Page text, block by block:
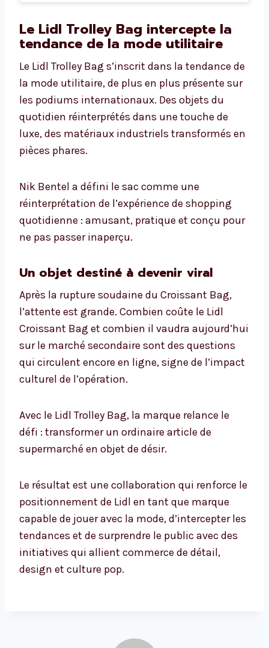
Le Lidl Trolley Bag intercepte la
tendance de la mode utilitaire
Le Lidl Trolley Bag s’inscrit dans la tendance de
la mode utilitaire, de plus en plus présente sur
les podiums internationaux. Des objets du
quotidien réinterprétés dans une touche de
luxe, des matériaux industriels transformés en
pièces phares.
Nik Bentel a défini le sac comme une
réinterprétation de l’expérience de shopping
quotidienne : amusant, pratique et conçu pour
ne pas passer inaperçu.
Un objet destiné à devenir viral
Après la rupture soudaine du Croissant Bag,
l’attente est grande. Combien coûte le Lidl
Croissant Bag et combien il vaudra aujourd’hui
sur le marché secondaire sont des questions
qui circulent encore en ligne, signe de l’impact
culturel de l’opération.
Avec le Lidl Trolley Bag, la marque relance le
défi : transformer un ordinaire article de
supermarché en objet de désir.
Le résultat est une collaboration qui renforce le
positionnement de Lidl en tant que marque
capable de jouer avec la mode, d’intercepter les
tendances et de surprendre le public avec des
initiatives qui allient commerce de détail,
design et culture pop.